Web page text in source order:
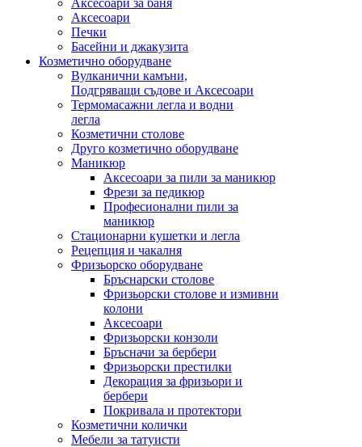
Аксесоари за баня
Аксесоари
Печки
Басейни и джакузита
Козметично оборудване
Вулканични камъни,
Подгряващи съдове и Аксесоари
Термомасажни легла и водни
легла
Козметични столове
Друго козметично оборудване
Маникюр
Аксесоари за пили за маникюр
Фрези за педикюр
Професионални пили за
маникюр
Стационарни кушетки и легла
Рецепция и чакалня
Фризьорско оборудване
Бръснарски столове
Фризьорски столове и измивни
колони
Аксесоари
Фризьорски конзоли
Бръсначи за бербери
Фризьорски престилки
Декорация за фризьори и
бербери
Покривала и протектори
Козметични колички
Мебели за татуисти